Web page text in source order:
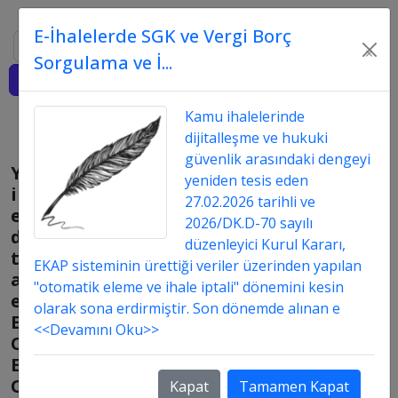
Ara
Yapım
ihalelerinde
en
düşük
teklif
açıklaması
eki
Ek-
O.5,
Ek-
O.6,
E-İhalelerde SGK ve Vergi Borç
Sorgulama ve İ...
×
Kamu ihalelerinde
dijitalleşme ve hukuki
güvenlik arasındaki dengeyi
yeniden tesis eden
27.02.2026 tarihli ve
2026/DK.D-70 sayılı
düzenleyici Kurul Kararı,
EKAP sisteminin ürettiği veriler üzerinden yapılan
"otomatik eleme ve ihale iptali" dönemini kesin
olarak sona erdirmiştir. Son dönemde alınan e
<<Devamını Oku>>
Kapat Tamamen Kapat